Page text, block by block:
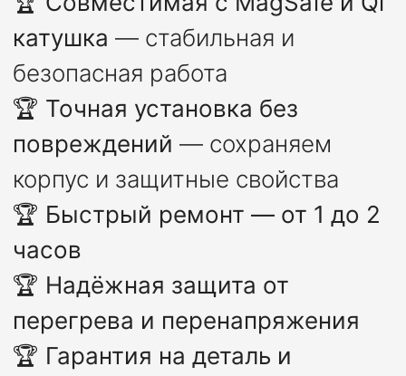
катушка — стабильная и
безопасная работа
🏆 Точная установка без
повреждений — сохраняем
корпус и защитные свойства
🏆 Быстрый ремонт — от 1 до 2
часов
🏆 Надёжная защита от
перегрева и перенапряжения
🏆 Гарантия на деталь и